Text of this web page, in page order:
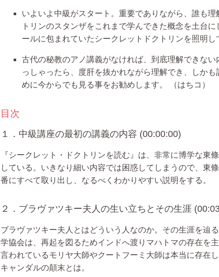
いよいよ中級がスタート。重要でありながら、誰も
トリンのスタンザをこれまで学んできた概念を土台
ールに包まれていたシークレットドクトリンを照明し
古代の秘教のアノ講義がなければ、到底理解できな
っしゃったら、度肝を抜かれながら理解でき、しか
めに今からでも見る事をお勧めします。
（はちコ）
目次
１．中級講座の最初の講義の内容 (00:00:00)
『シークレット・ドクトリンを読む』は、非常に博学な東
している。いきなり細い内容では困惑してしまうので、東
番にすべて取り出し、なるべくわかりやすい説明をする。
２．ブラヴァツキー夫人の生い立ちとその生涯
ブラヴァツキー夫人とはどういう人なのか。その生涯を辿
学協会は、再起を図るためインドへ渡りマハトマの存在を
言われているモリヤ大師やクートフーミ大師は本当に存在
キャンダルの顛末とは。